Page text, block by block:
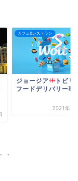
ジョージア生活
ジョージアのトビリ
春が来た！
2023年3